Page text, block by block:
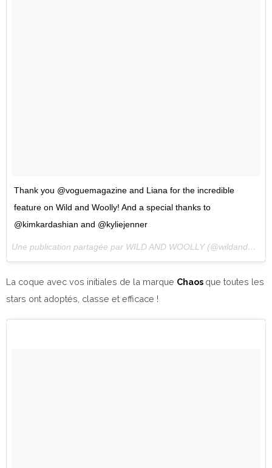
Thank you @voguemagazine and Liana for the incredible
feature on Wild and Woolly! And a special thanks to
@kimkardashian and @kyliejenner
Une publication partagée par WILD AND WOOLLY (@wildandwoolly) le
La coque avec vos initiales de la marque Chaos que toutes les
stars ont adoptés, classe et efficace !